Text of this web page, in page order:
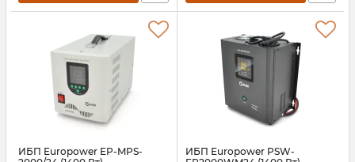
ИБП Europower EP-MPS-
ИБП Europower PSW-